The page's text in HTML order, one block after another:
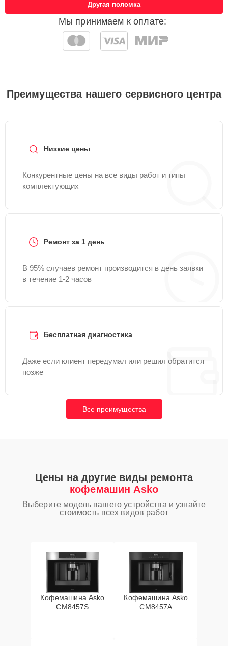
Мы принимаем к оплате:
Другая поломка
Преимущества нашего сервисного центра
Низкие цены
Конкурентные цены на все виды работ и типы
комплектующих
Ремонт за 1 день
В 95% случаев ремонт производится в день заявки
в течение 1-2 часов
Бесплатная диагностика
Даже если клиент передумал или решил обратится
позже
Все преимущества
Цены на другие виды ремонта
кофемашин Asko
Выберите модель вашего устройства и узнайте
стоимость всех видов работ
Кофемашина Asko
CM8457S
Кофемашина Asko
CM8457A